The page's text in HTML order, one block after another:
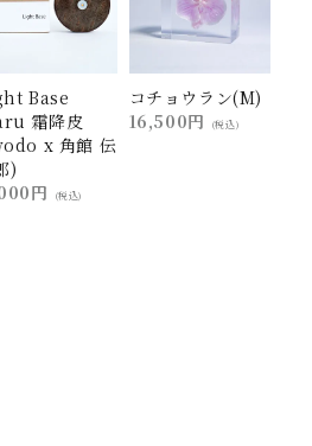
Base
霜降皮
x 角館 伝
)
円
(税込)
コチョウラン(M)
16,500円
(税込)